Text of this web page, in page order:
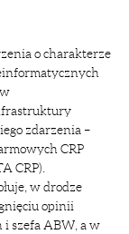
o charakterze
zdarzenia –
CRP
CRP).
w drodze
opinii
szefa ABW, a w